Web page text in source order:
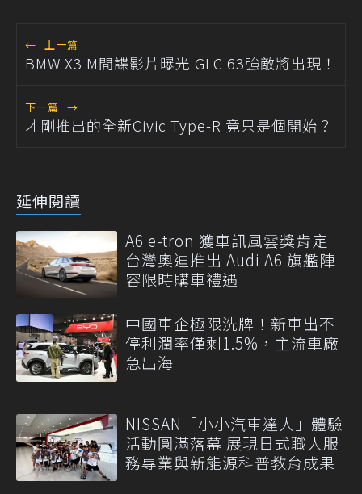
← 上一篇
BMW X3 M間諜影片曝光 GLC 63強敵將出現！
下一篇 →
才剛推出的全新Civic Type-R 竟只是個開始？
延伸閱讀
A6 e-tron 獲車訊風雲獎肯定
台灣奧迪推出 Audi A6 旗艦陣
容限時購車禮遇
中國車企極限洗牌！新車出不
停利潤率僅剩1.5%，主流車廠
急出海
NISSAN「小小汽車達人」體驗
活動圓滿落幕 展現日式職人服
務專業與新能源科普教育成果